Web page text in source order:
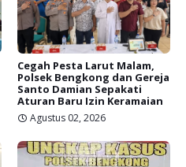
Cegah Pesta Larut Malam,
Polsek Bengkong dan Gereja
Santo Damian Sepakati
Aturan Baru Izin Keramaian
Agustus 02, 2026